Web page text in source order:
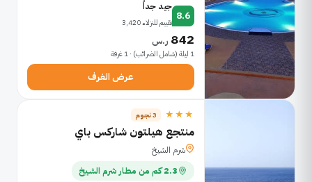
8.6
جيد جداً
تقييم للنزلاء 3,420
842 ر.س
1 ليلة (شامل الضرائب) · 1 غرفة
عرض الغرف
★★★ 3 نجوم
منتجع هيلتون شاركس باي
شرم الشيخ
2.3 كم من مطار شرم الشيخ